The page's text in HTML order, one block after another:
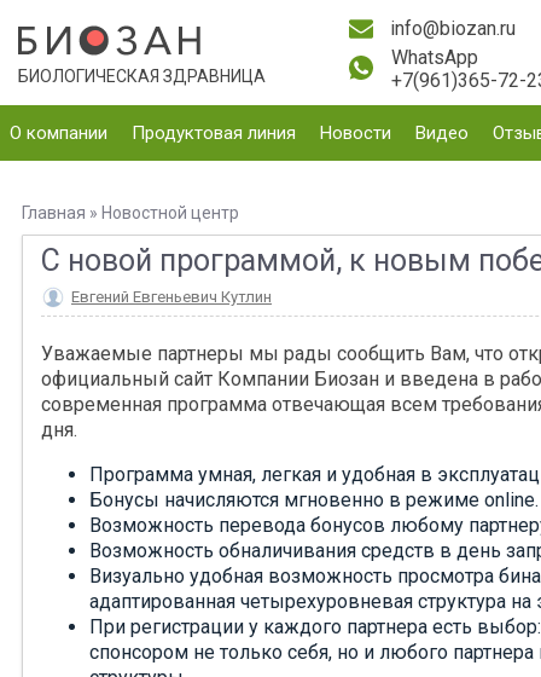
БИОЛОГИЧЕСКАЯ ЗДРАВНИЦА
info@biozan.ru
WhatsApp
+7(961)365-72-
О компании Продуктовая линия Новости Видео
Главная » Новостной центр
С новой программой, к новым
Евгений Евгеньевич Кутлин
Уважаемые партнеры мы рады сообщить Вам, что
официальный сайт Компании Биозан и введена в
современная программа отвечающая всем
дня.
Программа умная, легкая и удобная в
Бонусы начисляются мгновенно в режиме online.
Возможность перевода бонусов любому
Возможность обналичивания средств в день
Визуально удобная возможность просмотра
адаптированная четырехуровневая структура на
При регистрации у каждого партнера есть
спонсором не только себя, но и любого партнера